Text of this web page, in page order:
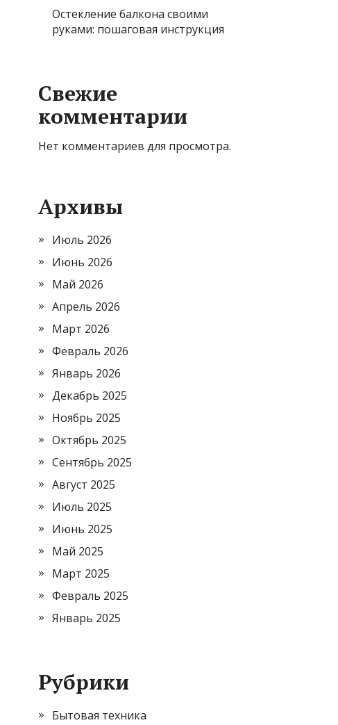
Остекление балкона своими
руками: пошаговая инструкция
Свежие
комментарии
Нет комментариев для просмотра.
Архивы
Июль 2026
Июнь 2026
Май 2026
Апрель 2026
Март 2026
Февраль 2026
Январь 2026
Декабрь 2025
Ноябрь 2025
Октябрь 2025
Сентябрь 2025
Август 2025
Июль 2025
Июнь 2025
Май 2025
Март 2025
Февраль 2025
Январь 2025
Рубрики
Бытовая техника